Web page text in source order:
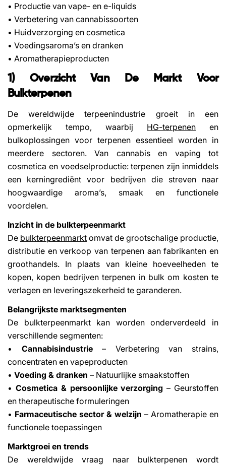
• Productie van vape- en e-liquids
• Verbetering van cannabissoorten
• Huidverzorging en cosmetica
• Voedingsaroma’s en dranken
• Aromatherapieproducten
1) Overzicht Van De Markt Voor
Bulkterpenen
De wereldwijde terpeenindustrie groeit in een
opmerkelijk tempo, waarbij HG-terpenen en
bulkoplossingen voor terpenen essentieel worden in
meerdere sectoren. Van cannabis en vaping tot
cosmetica en voedselproductie: terpenen zijn inmiddels
een kerningrediënt voor bedrijven die streven naar
hoogwaardige aroma’s, smaak en functionele
voordelen.
Inzicht in de bulkterpeenmarkt
De bulkterpeenmarkt omvat de grootschalige productie,
distributie en verkoop van terpenen aan fabrikanten en
groothandels. In plaats van kleine hoeveelheden te
kopen, kopen bedrijven terpenen in bulk om kosten te
verlagen en leveringszekerheid te garanderen.
Belangrijkste marktsegmenten
De bulkterpeenmarkt kan worden onderverdeeld in
verschillende segmenten:
• Cannabisindustrie– Verbetering van strains,
concentraten en vapeproducten
• Voeding & dranken – Natuurlijke smaakstoffen
• Cosmetica & persoonlijke verzorging – Geurstoffen
en therapeutische formuleringen
• Farmaceutische sector & welzijn – Aromatherapie en
functionele toepassingen
Marktgroei en trends
De wereldwijde vraag naar bulkterpenen wordt